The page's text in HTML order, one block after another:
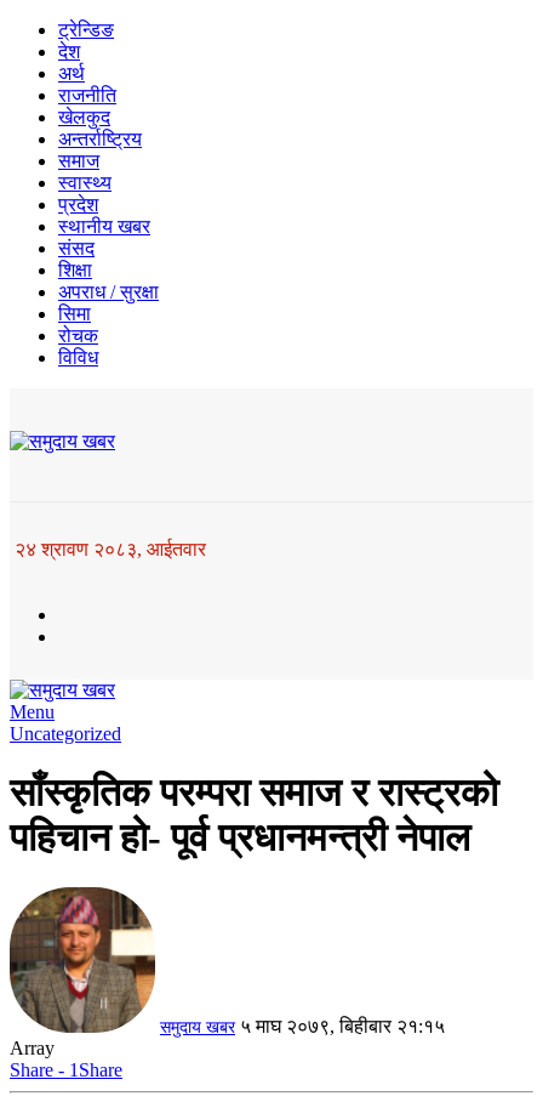
ट्रेन्डिङ
देश
अर्थ
राजनीति
खेलकुद
अन्तर्राष्ट्रिय
समाज
स्वास्थ्य
प्रदेश
स्थानीय खबर
संसद
शिक्षा
अपराध / सुरक्षा
सिमा
रोचक
विविध
२४ श्रावण २०८३, आईतवार
Menu
Uncategorized
साँस्कृतिक परम्परा समाज र रास्ट्रको
पहिचान हो- पूर्व प्रधानमन्त्री नेपाल
समुदाय खबर ५ माघ २०७९, बिहीबार २१:१५
Array
Share - 1 Share